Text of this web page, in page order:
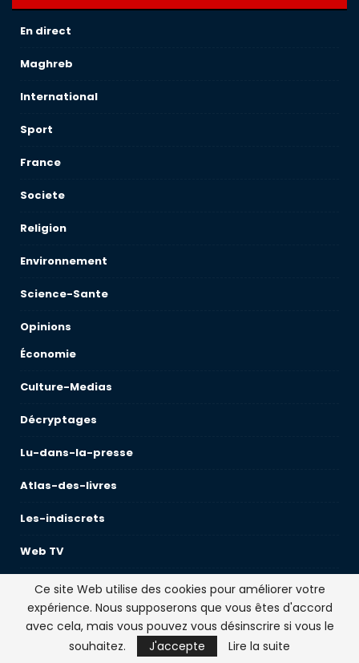
En direct
Maghreb
International
Sport
France
Societe
Religion
Environnement
Science-Sante
Opinions
Économie
Culture-Medias
Décryptages
Lu-dans-la-presse
Atlas-des-livres
Les-indiscrets
Web TV
Lifestyle
CHRONIQUE
Ce site Web utilise des cookies pour améliorer votre
expérience. Nous supposerons que vous êtes d'accord
avec cela, mais vous pouvez vous désinscrire si vous le
souhaitez.
J'accepte Lire la suite